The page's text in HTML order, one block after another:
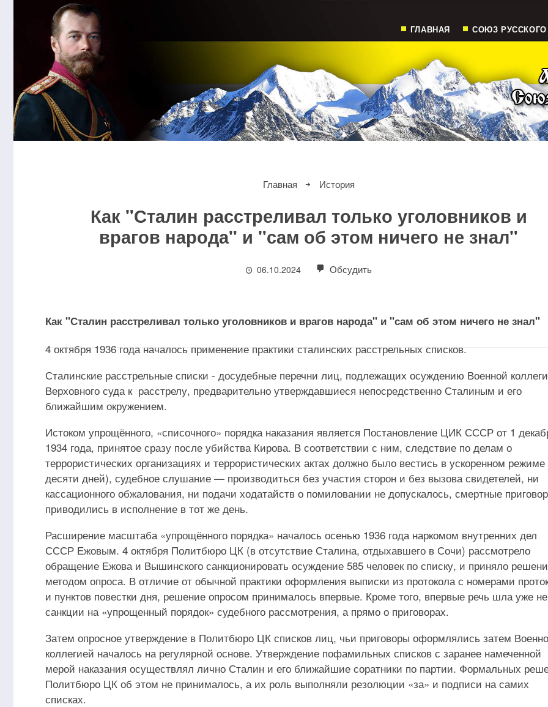
ГЛАВНАЯ СОЮЗ
Главная История
Как "Сталин расстреливал только уголовников и
врагов народа" и "сам об этом ничего не знал"
06.10.2024 Обсудить
Как "Сталин расстреливал только уголовников и врагов народа" и "сам об этом ничего не знал"
4 октября 1936 года началось применение практики сталинских расстрельных списков.
Сталинские расстрельные списки - досудебные перечни лиц, подлежащих осуждению Военной
Верховного суда к расстрелу, предварительно утверждавшиеся непосредственно Сталиным и его
ближайшим окружением.
Истоком упрощённого, «списочного» порядка наказания является Постановление ЦИК СССР от 1
1934 года, принятое сразу после убийства Кирова. В соответствии с ним, следствие по делам о
террористических организациях и террористических актах должно было вестись в ускоренном
десяти дней), судебное слушание — производиться без участия сторон и без вызова свидетелей, ни
кассационного обжалования, ни подачи ходатайств о помиловании не допускалось, смертные
приводились в исполнение в тот же день.
Расширение масштаба «упрощённого порядка» началось осенью 1936 года наркомом внутренних дел
СССР Ежовым. 4 октября Политбюро ЦК (в отсутствие Сталина, отдыхавшего в Сочи) рассмотрело
обращение Ежова и Вышинского санкционировать осуждение 585 человек по списку, и приняло
методом опроса. В отличие от обычной практики оформления выписки из протокола с номерами
и пунктов повестки дня, решение опросом принималось впервые. Кроме того, впервые речь шла уже
санкции на «упрощенный порядок» судебного рассмотрения, а прямо о приговорах.
Затем опросное утверждение в Политбюро ЦК списков лиц, чьи приговоры оформлялись затем
коллегией началось на регулярной основе. Утверждение пофамильных списков с заранее намеченной
мерой наказания осуществлял лично Сталин и его ближайшие соратники по партии. Формальных
Политбюро ЦК об этом не принималось, а их роль выполняли резолюции «за» и подписи на самих
списках.